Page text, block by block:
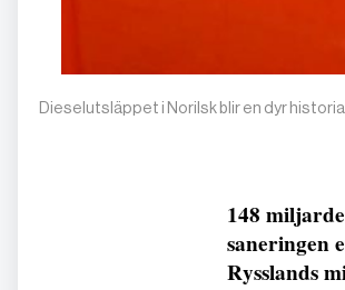
Dieselutsläppet i Norilsk blir en dyr
148
saneringen
Rysslands